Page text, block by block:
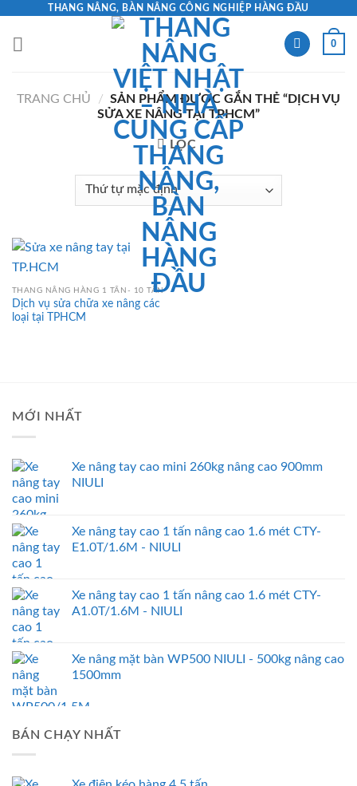
content
THANG NÂNG, BÀN NÂNG CÔNG NGHIỆP HÀNG ĐẦU
0
TRANG CHỦ / SẢN PHẨM ĐƯỢC GẮN THẺ “DỊCH VỤ
SỬA XE NÂNG TẠI TPHCM”
LỌC
THANG NÂNG HÀNG 1 TẤN- 10 TẤN
Dịch vụ sửa chữa xe nâng các
loại tại TPHCM
MỚI NHẤT
Xe nâng tay cao mini 260kg nâng cao 900mm
NIULI
Xe nâng tay cao 1 tấn nâng cao 1.6 mét CTY-
E1.0T/1.6M - NIULI
Xe nâng tay cao 1 tấn nâng cao 1.6 mét CTY-
A1.0T/1.6M - NIULI
Xe nâng mặt bàn WP500 NIULI - 500kg nâng cao
1500mm
BÁN CHẠY NHẤT